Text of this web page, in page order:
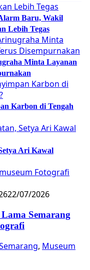
Baru, Wakil
Lebih Tegas
Minta Layanan
Karbon di Tengah
Ari Kawal
22/07/2026
Semarang
, Museum